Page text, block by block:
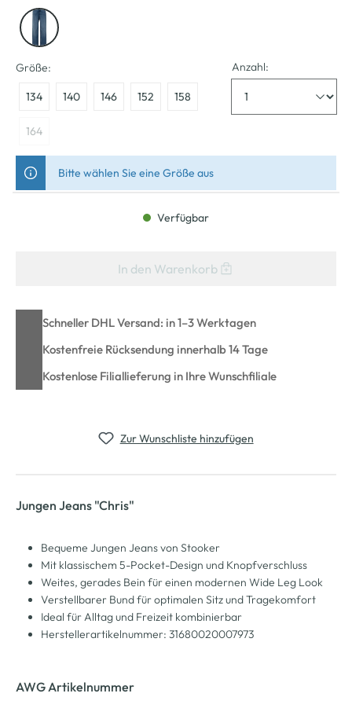
Größe:
134 140 146 152 158
164
Anzahl:
Bitte wählen Sie eine Größe aus
Verfügbar
In den Warenkorb
Schneller DHL Versand: in 1–3 Werktagen
Kostenfreie Rücksendung innerhalb 14 Tage
Kostenlose Filiallieferung in Ihre Wunschfiliale
Zur Wunschliste hinzufügen
Jungen Jeans "Chris"
Bequeme Jungen Jeans von Stooker
Mit klassischem 5-Pocket-Design und Knopfverschluss
Weites, gerades Bein für einen modernen Wide Leg Look
Verstellbarer Bund für optimalen Sitz und Tragekomfort
Ideal für Alltag und Freizeit kombinierbar
Herstellerartikelnummer: 31680020007973
AWG Artikelnummer